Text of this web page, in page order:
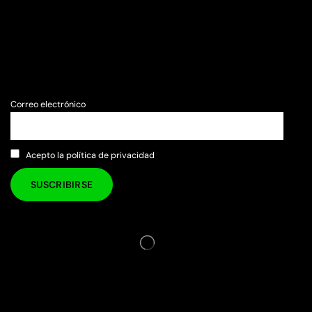
Correo electrónico
Acepto la política de privacidad